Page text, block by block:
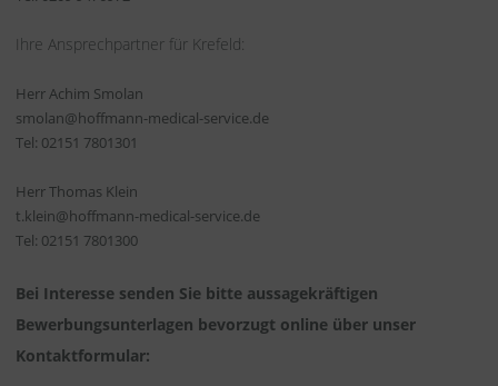
Ihre Ansprechpartner für Krefeld:
Herr Achim Smolan
smolan@hoffmann-medical-service.de
Tel: 02151 7801301
Herr Thomas Klein
t.klein@hoffmann-medical-service.de
Tel: 02151 7801300
Bei Interesse senden Sie bitte aussagekräftigen
Bewerbungsunterlagen bevorzugt online über unser
Kontaktformular: